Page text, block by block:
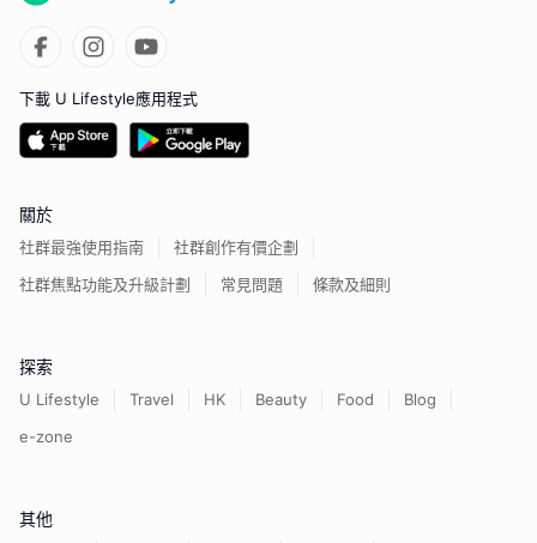
下載 U Lifestyle應用程式
關於
社群最強使用指南
社群創作有價企劃
社群焦點功能及升級計劃
常見問題 條款及細則
探索
U Lifestyle Travel HK Beauty Food
Blog
e-zone
其他